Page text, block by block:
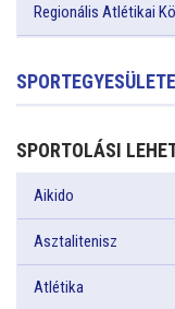
Regionális Atlétikai
SPORTOLÁSI
Aikido
Asztalitenisz
Atlétika